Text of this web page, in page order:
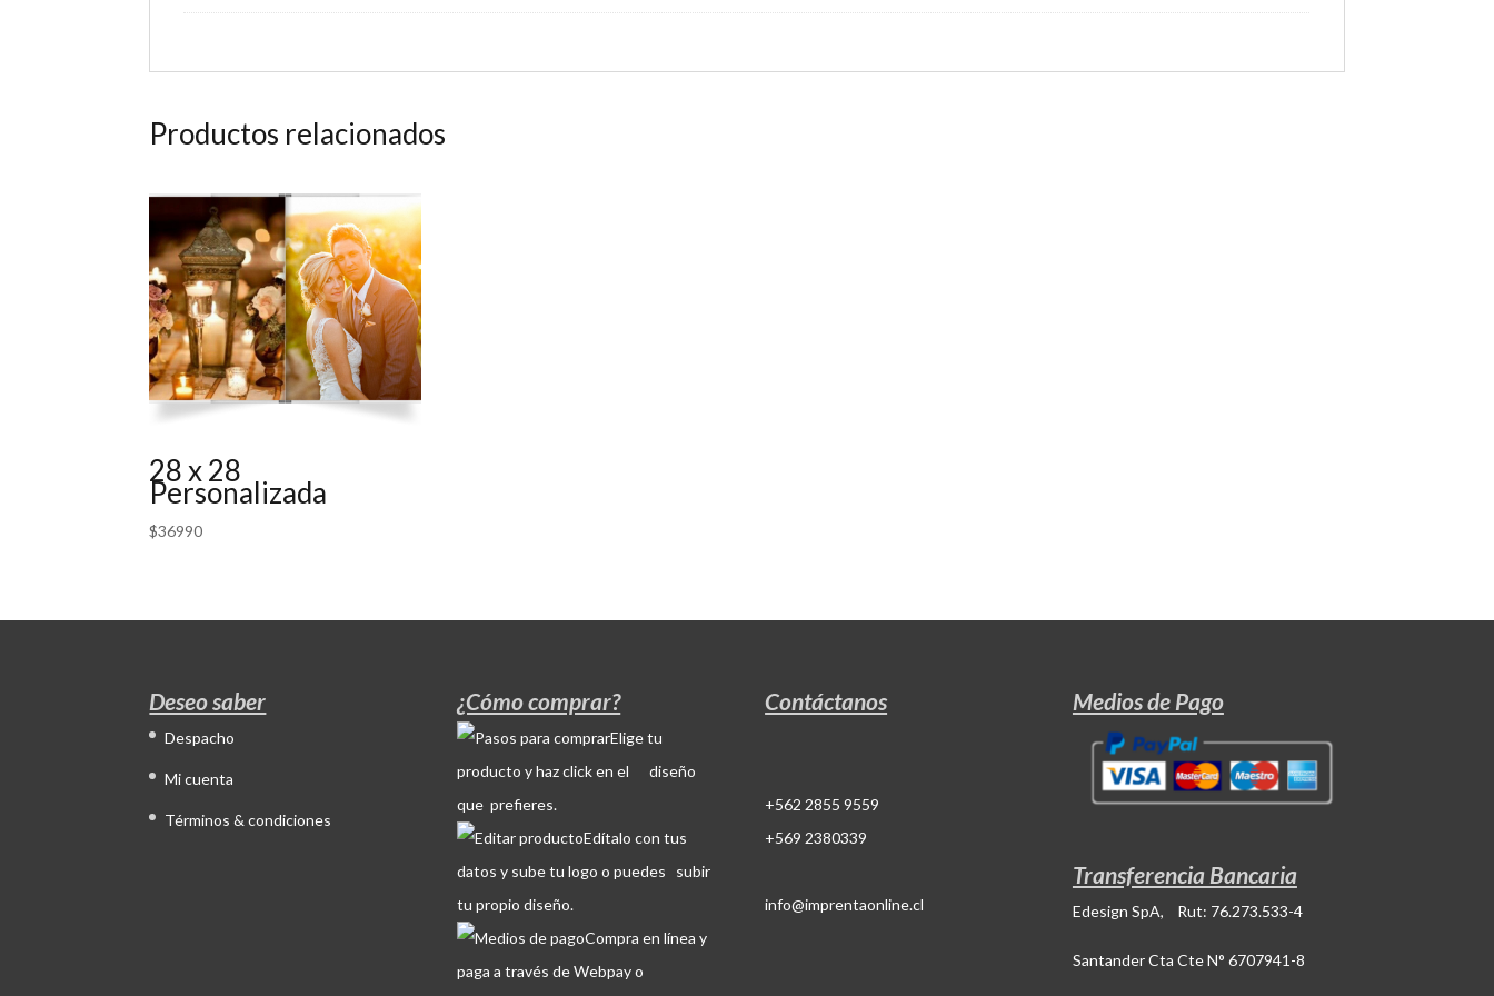
Productos relacionados
28 x 28
Personalizada
$36990
Deseo saber
Despacho
Mi cuenta
Términos & condiciones
¿Cómo comprar?
Elige tu
producto y haz click en el diseño
que prefieres.
Edítalo con tus
datos y sube tu logo o puedes subir
tu propio diseño.
Compra en línea y
paga a través de Webpay o
Contáctanos
+562 2855 9559
+569 2380339
info@imprentaonline.cl
Medios de Pago
Transferencia Bancaria
Edesign SpA, Rut: 76.273.533-4
Santander Cta Cte N° 6707941-8